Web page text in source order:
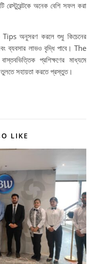
অনেক বেশি সফল করা
অনুসরণ করলে শুধু কিচেনের
ব্যবসার লাভও বৃদ্ধি পাবে। The
প্রশিক্ষণের মাধ্যমে
তুলতে সহায়তা করতে প্রস্তুত।
LIKE